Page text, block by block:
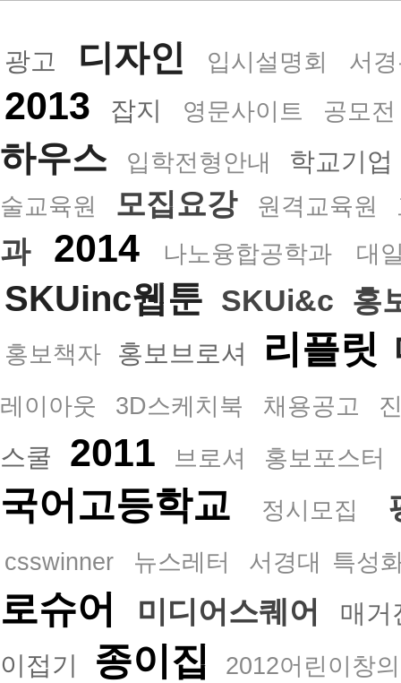
광고 디자인 입시설명회 서
2013 잡지 영문사이트 공모전
하우스 입학전형안내 학교기업
술교육원 모집요강 원격교육원
과 2014 나노융합공학과 대
SKUinc웹툰 SKUi&c 홍
홍보책자 홍보브로셔 리플릿
레이아웃 3D스케치북 채용공고
스쿨 2011 브로셔 홍보포스터
국어고등학교 정시모집
csswinner 뉴스레터 서경대 특성
로슈어 미디어스퀘어
매거
이접기
종이집 2012어린이창